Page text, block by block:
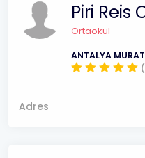
Piri Reis
Ortaokul
ANTALYA
Adres